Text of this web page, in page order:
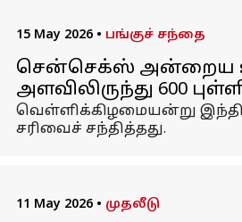
15 May 2026 • பங்குச் சந்தை
சென்செக்ஸ் அன்றைய
அளவிலிருந்து 600
வெள்ளிக்கிழமையன்று
சரிவைச் சந்தித்தது.
11 May 2026 • முதலீடு